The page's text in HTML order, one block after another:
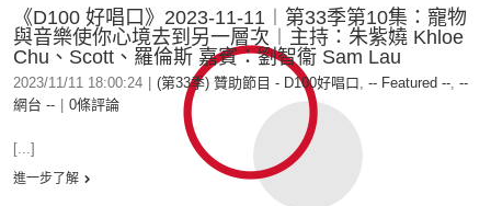
《D100 好唱口》2023-11-11︱第33季第10集：寵物
與音樂使你心境去到另一層次︱主持：朱紫嬈 Khloe
Chu、Scott、羅倫斯 嘉賓：劉智衞 Sam Lau
2023/11/11 18:00:24 (第33季) 贊助節目 - D100好唱口, -- Featured --, --
網台 --
0條評論
[...]
進一步了解